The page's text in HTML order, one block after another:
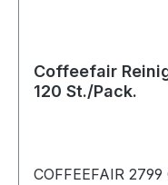
Coffeefair
120 St./Pack.
COFFEEFAIR